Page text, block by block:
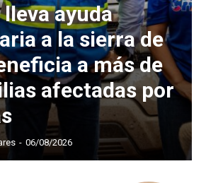
lleva ayuda
a la sierra de
a más de
afectadas por
- 06/08/2026